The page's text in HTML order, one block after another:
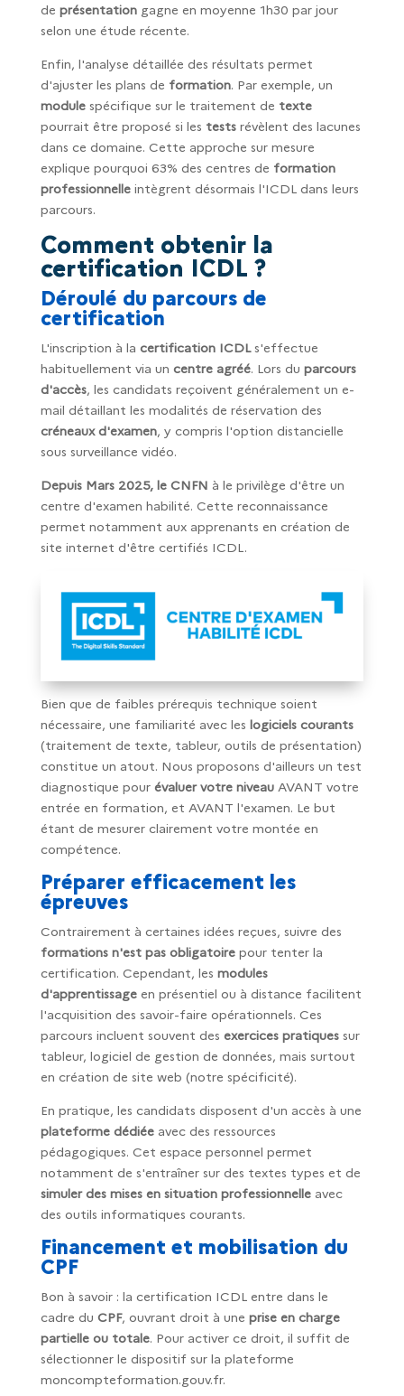
de présentationgagne en moyenne 1h30 par jour
selon une étude récente.
Enfin, l'analyse détaillée des résultats permet
d'ajuster les plans de formation. Par exemple, un
modulespécifique sur le traitement de texte
pourrait être proposé si les testsrévèlent des lacunes
dans ce domaine. Cette approche sur mesure
explique pourquoi 63% des centres de formation
professionnelleintègrent désormais l'ICDL dans leurs
parcours.
Comment obtenir la
certification ICDL ?
Déroulé du parcours de
certification
L'inscription à la certification ICDLs'effectue
habituellement via un centre agréé. Lors du parcours
d'accès, les candidats reçoivent généralement un e-
mail détaillant les modalités de réservation des
créneaux d'examen, y compris l'option distancielle
sous surveillance vidéo.
Depuis Mars 2025, le CNFN à le privilège d'être un
centre d'examen habilité. Cette reconnaissance
permet notamment aux apprenants en création de
site internet d'être certifiés ICDL.
Bien que de faibles prérequis technique soient
nécessaire, une familiarité avec les logiciels courants
(traitement de texte, tableur, outils de présentation)
constitue un atout. Nous proposons d'ailleurs un test
diagnostique pour évaluer votre niveauAVANT votre
entrée en formation, et AVANT l'examen. Le but
étant de mesurer clairement votre montée en
compétence.
Préparer efficacement les
épreuves
Contrairement à certaines idées reçues, suivre des
formations n'est pas obligatoirepour tenter la
certification. Cependant, les modules
d'apprentissageen présentiel ou à distance facilitent
l'acquisition des savoir-faire opérationnels. Ces
parcours incluent souvent des exercices pratiquessur
tableur, logiciel de gestion de données, mais surtout
en création de site web (notre spécificité).
En pratique, les candidats disposent d'un accès à une
plateforme dédiéeavec des ressources
pédagogiques. Cet espace personnel permet
notamment de s'entraîner sur des textes types et de
simuler des mises en situation professionnelleavec
des outils informatiques courants.
Financement et mobilisation du
CPF
Bon à savoir : la certification ICDL entre dans le
cadre du CPF, ouvrant droit à une prise en charge
partielle ou totale. Pour activer ce droit, il suffit de
sélectionner le dispositif sur la plateforme
moncompteformation.gouv.fr.